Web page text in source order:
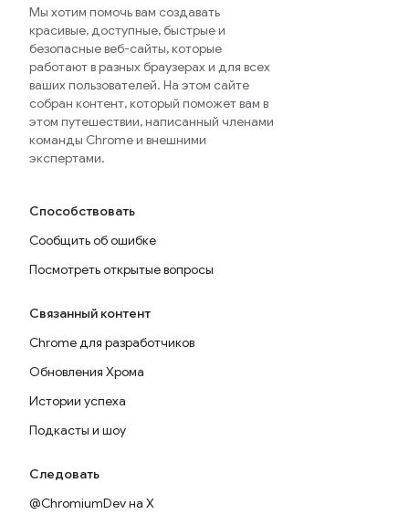
Мы хотим помочь вам создавать
красивые, доступные, быстрые и
безопасные веб-сайты, которые
работают в разных браузерах и для всех
ваших пользователей. На этом сайте
собран контент, который поможет вам в
этом путешествии, написанный членами
команды Chrome и внешними
экспертами.
Способствовать
Сообщить об ошибке
Посмотреть открытые вопросы
Связанный контент
Chrome для разработчиков
Обновления Хрома
Истории успеха
Подкасты и шоу
Следовать
@ChromiumDev на X